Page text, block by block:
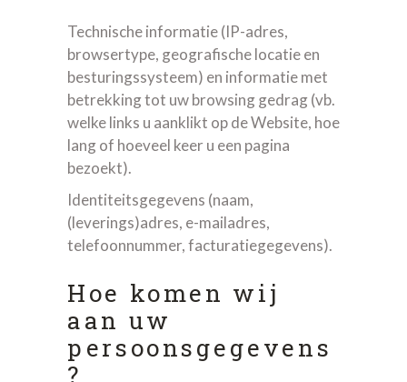
Technische informatie (IP-adres,
browsertype, geografische locatie en
besturingssysteem) en informatie met
betrekking tot uw browsing gedrag (vb.
welke links u aanklikt op de Website, hoe
lang of hoeveel keer u een pagina
bezoekt).
Identiteitsgegevens (naam,
(leverings)adres, e-mailadres,
telefoonnummer, facturatiegegevens).
Hoe komen wij
aan uw
persoonsgegevens
?